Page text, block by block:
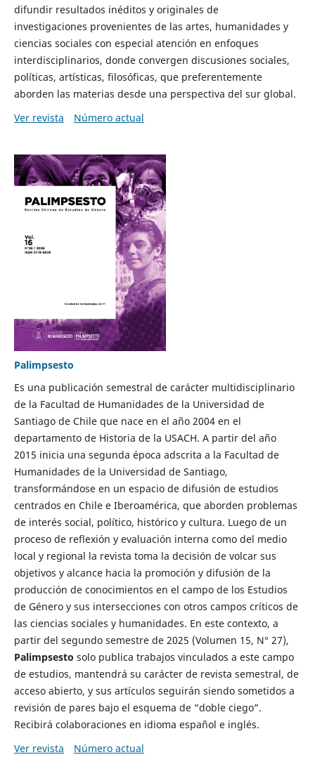
difundir resultados inéditos y originales de
investigaciones provenientes de las artes, humanidades y
ciencias sociales con especial atención en enfoques
interdisciplinarios, donde convergen discusiones sociales,
políticas, artísticas, filosóficas, que preferentemente
aborden las materias desde una perspectiva del sur global.
Ver revista
Número actual
Palimpsesto
Es una publicación semestral de carácter multidisciplinario
de la Facultad de Humanidades de la Universidad de
Santiago de Chile que nace en el año 2004 en el
departamento de Historia de la USACH. A partir del año
2015 inicia una segunda época adscrita a la Facultad de
Humanidades de la Universidad de Santiago,
transformándose en un espacio de difusión de estudios
centrados en Chile e Iberoamérica, que aborden problemas
de interés social, político, histórico y cultura. Luego de un
proceso de reflexión y evaluación interna como del medio
local y regional la revista toma la decisión de volcar sus
objetivos y alcance hacia la promoción y difusión de la
producción de conocimientos en el campo de los Estudios
de Género y sus intersecciones con otros campos críticos de
las ciencias sociales y humanidades. En este contexto, a
partir del segundo semestre de 2025 (Volumen 15, N° 27),
Palimpsesto solo publica trabajos vinculados a este campo
de estudios, mantendrá su carácter de revista semestral, de
acceso abierto, y sus artículos seguirán siendo sometidos a
revisión de pares bajo el esquema de “doble ciego”.
Recibirá colaboraciones en idioma español e inglés.
Ver revista
Número actual